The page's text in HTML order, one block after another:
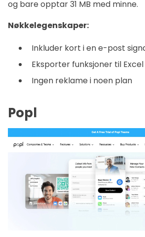
og bare opptar 31 MB med minne.
Nøkkelegenskaper:
Inkluder kort i en e-post
Eksporter funksjoner til
Ingen reklame i noen plan
Popl